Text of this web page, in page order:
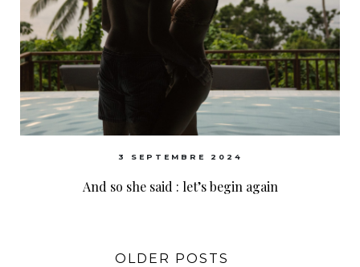
3 SEPTEMBRE 2024
And so she said : let’s begin again
OLDER POSTS